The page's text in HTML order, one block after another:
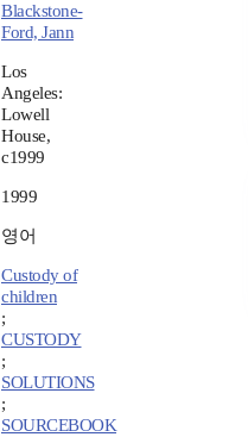
Blackstone-
Ford, Jann
Los
Angeles:
Lowell
House,
c1999
1999
영어
Custody of
children
;
CUSTODY
;
SOLUTIONS
;
SOURCEBOOK